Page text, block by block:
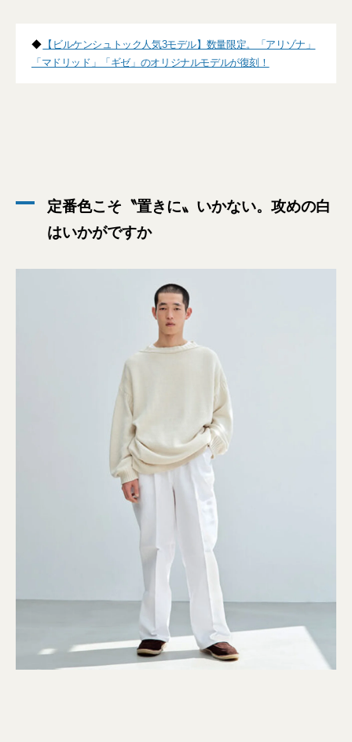
◆ 【ビルケンシュトック人気3モデル】数量限定。「アリゾナ」
「マドリッド」「ギゼ」のオリジナルモデルが復刻！
定番色こそ〝置きに〟いかない。攻めの白
はいかがですか